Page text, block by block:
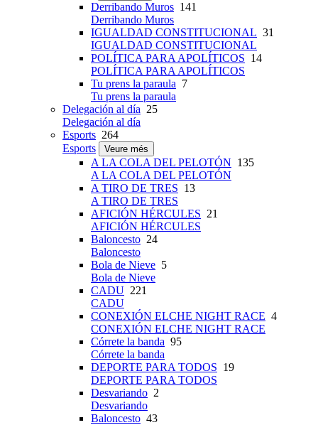
Derribando Muros 141
Derribando Muros
IGUALDAD CONSTITUCIONAL 31
IGUALDAD CONSTITUCIONAL
POLÍTICA PARA APOLÍTICOS 14
POLÍTICA PARA APOLÍTICOS
Tu prens la paraula 7
Tu prens la paraula
Delegación al día 25
Delegación al día
Esports 264
Esports
Veure més
A LA COLA DEL PELOTÓN 135
A LA COLA DEL PELOTÓN
A TIRO DE TRES 13
A TIRO DE TRES
AFICIÓN HÉRCULES 21
AFICIÓN HÉRCULES
Baloncesto 24
Baloncesto
Bola de Nieve 5
Bola de Nieve
CADU 221
CADU
CONEXIÓN ELCHE NIGHT RACE 4
CONEXIÓN ELCHE NIGHT RACE
Córrete la banda 95
Córrete la banda
DEPORTE PARA TODOS 19
DEPORTE PARA TODOS
Desvariando 2
Desvariando
Baloncesto 43